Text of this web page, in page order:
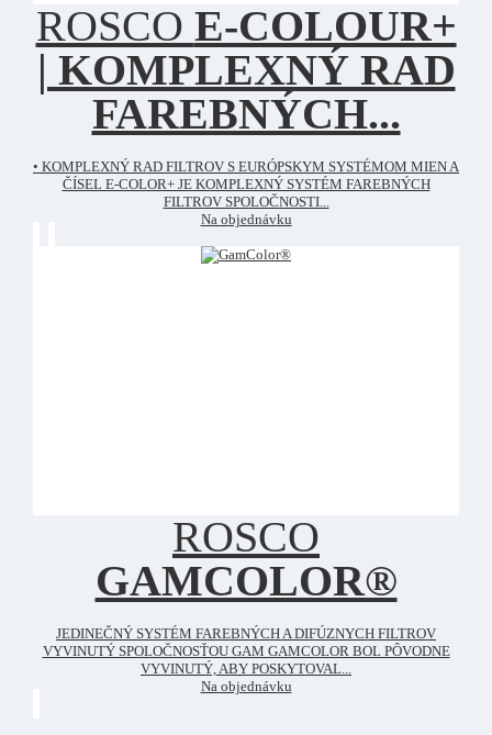
ROSCO E-COLOUR+
| KOMPLEXNÝ RAD
FAREBNÝCH...
• KOMPLEXNÝ RAD FILTROV S EURÓPSKYM SYSTÉMOM MIEN A
ČÍSEL E-COLOR+ JE KOMPLEXNÝ SYSTÉM FAREBNÝCH
FILTROV SPOLOČNOSTI...
Na objednávku
ROSCO
GAMCOLOR®
JEDINEČNÝ SYSTÉM FAREBNÝCH A DIFÚZNYCH FILTROV
VYVINUTÝ SPOLOČNOSŤOU GAM GAMCOLOR BOL PÔVODNE
VYVINUTÝ, ABY POSKYTOVAL...
Na objednávku